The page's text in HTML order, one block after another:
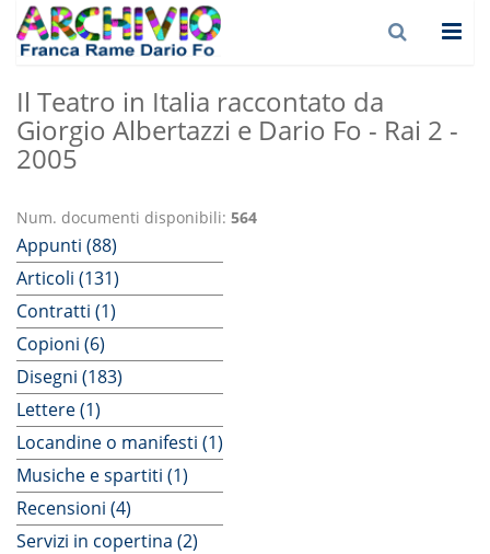
Il Teatro in Italia raccontato da
Giorgio Albertazzi e Dario Fo - Rai 2 -
2005
Num. documenti disponibili: 564
Appunti (88)
Articoli (131)
Contratti (1)
Copioni (6)
Disegni (183)
Lettere (1)
Locandine o manifesti (1)
Musiche e spartiti (1)
Recensioni (4)
Servizi in copertina (2)